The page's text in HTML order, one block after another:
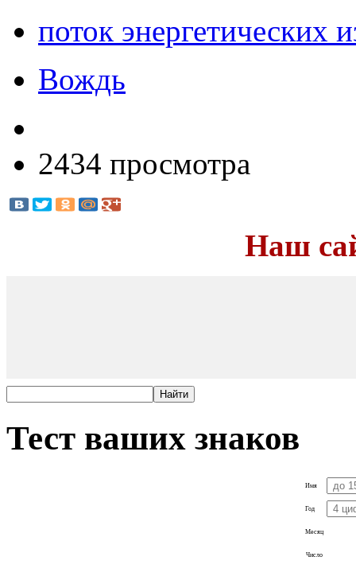
поток энергетических
Вождь
2434 просмотра
Наш
Тест ваших знаков
Имя
Год
Месяц
Число